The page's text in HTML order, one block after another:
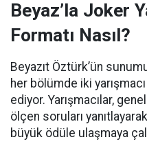
Beyaz’la Joker
Formatı Nasıl?
Beyazıt Öztürk’ün
her bölümde iki
ediyor. Yarışmacılar,
ölçen soruları yanıtlayarak
büyük ödüle ulaşmaya